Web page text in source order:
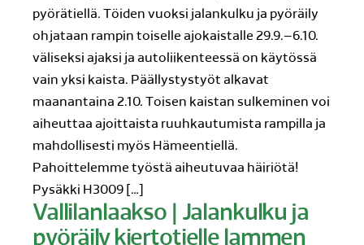
pyörätiellä. Töiden vuoksi jalankulku ja pyöräily
ohjataan rampin toiselle ajokaistalle 29.9.–6.10.
väliseksi ajaksi ja autoliikenteessä on käytössä
vain yksi kaista. Päällystystyöt alkavat
maanantaina 2.10. Toisen kaistan sulkeminen voi
aiheuttaa ajoittaista ruuhkautumista rampilla ja
mahdollisesti myös Hämeentiellä.
Pahoittelemme työstä aiheutuvaa häiriötä!
Pysäkki H3009 […]
Vallilanlaakso | Jalankulku ja
pyöräily kiertotielle lammen